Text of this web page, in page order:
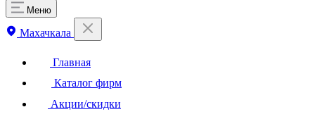
Меню
Махачкала
Главная
Каталог фирм
Акции/скидки